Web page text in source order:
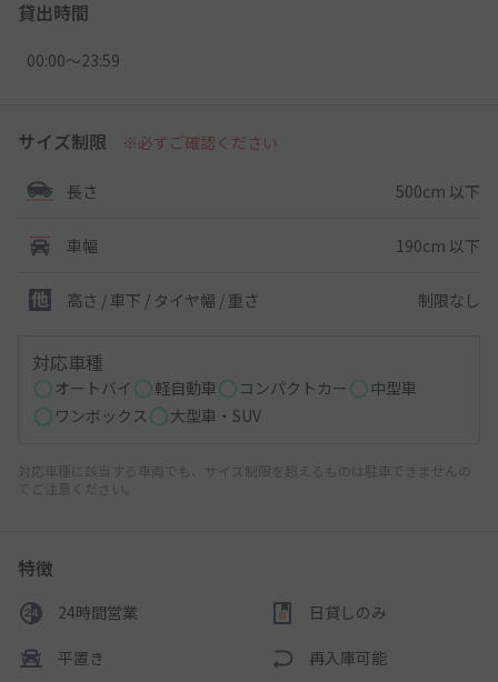
貸出時間
00:00〜23:59
サイズ制限 ※必ずご確認ください
長さ 500cm 以下
車幅 190cm 以下
高さ / 車下 / タイヤ幅 / 重さ 制限なし
対応車種
オートバイ 軽自動車 コンパクトカー
中型車
ワンボックス
大型車・SUV
対応車種に該当する車両でも、サイズ制限を超えるものは駐車できませんの
でご注意ください。
特徴
24時間営業 日貸しのみ
平置き 再入庫可能